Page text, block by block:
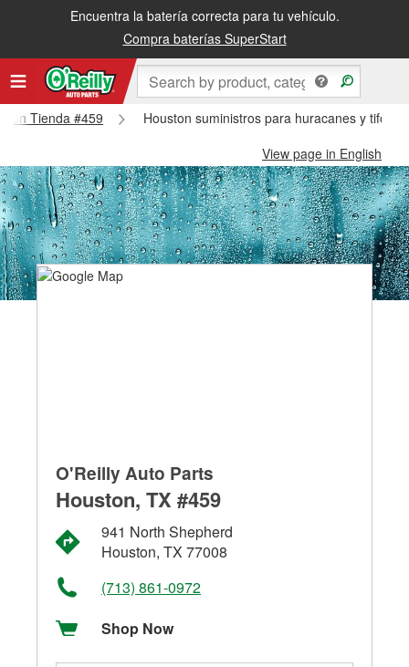
Encuentra la batería correcta para tu vehículo.
Compra baterías SuperStart
Tienda #459
Houston suministros para huracanes y
View page in English
O'Reilly Auto Parts
Houston, TX #459
941 North Shepherd
Houston, TX 77008
(713) 861-0972
Shop Now